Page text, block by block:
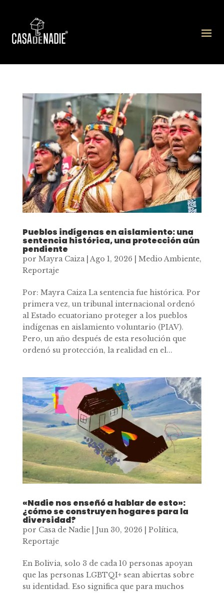
Pueblos indígenas en aislamiento: una
sentencia histórica, una protección aún
pendiente
por Mayra Caiza|Ago 1, 2026 Medio Ambiente,
Reportaje
Por: Mayra Caiza La sentencia fue histórica. Por
primera vez, un tribunal internacional ordenó
al Estado ecuatoriano proteger a los pueblos
indígenas en aislamiento voluntario (PIAV).
Pero, un año después de esta resolución que
ordenó su protección, la realidad en el...
«Nadie nos enseñó a hablar de esto»:
¿cómo se construyen hogares para la
diversidad?
por Casa de Nadie| Jun 30, 2026 Política,
Reportaje
En Bolivia, solo 3 de cada 10 personas apoyan
que las personas LGBTQI+ sean abiertas sobre
su identidad. Eso significa que para muchos